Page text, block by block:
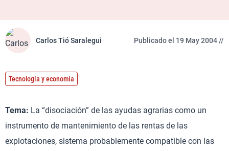
Carlos Tió Saralegui Publicado el 19 May 2004 //
Tecnología y economía
Tema: La “disociación” de las ayudas agrarias como un
instrumento de mantenimiento de las rentas de las
explotaciones, sistema probablemente compatible con las